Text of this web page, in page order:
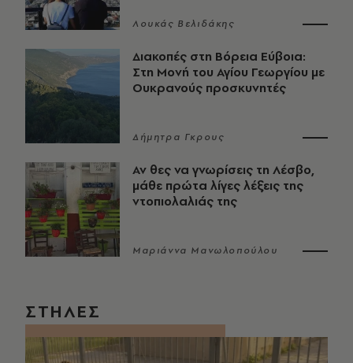
Λουκάς Βελιδάκης
Διακοπές στη Βόρεια Εύβοια:
Στη Μονή του Αγίου Γεωργίου με
Ουκρανούς προσκυνητές
Δήμητρα Γκρους
Αν θες να γνωρίσεις τη Λέσβο,
μάθε πρώτα λίγες λέξεις της
ντοπιολαλιάς της
Μαριάννα Μανωλοπούλου
ΣΤΗΛΕΣ